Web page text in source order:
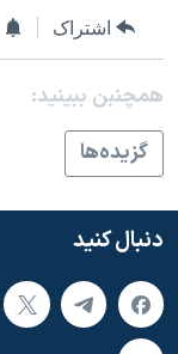
اشتراک
همچنبن ببینید:
گزيده‌ها
دنبال کنید